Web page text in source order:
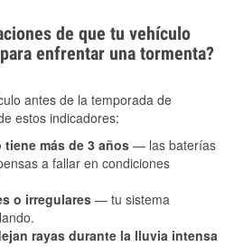
de que tu vehículo
enfrentar una tormenta?
antes de la temporada de
estos indicadores:
más de 3 años — las baterías
a fallar en condiciones
o irregulares — tu sistema
rayas durante la lluvia intensa